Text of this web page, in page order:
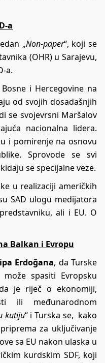
a
„Non-paper“, koji se
(OHR) u Sarajevu,
a.
i Hercegovine na
od svojih dosadašnjih
se svojevrsni Maršalov
nacionalna lidera.
i pomirenje na osnovu
Sprovode se svi
se specijalne veze.
u realizaciji američkih
SAD ulogu medijatora
ali i EU. O
Balkan i Evropu
Erdoğana, da Turske
spasiti Evropsku
je riječ o ekonomiji,
ili međunarodnom
kutiju“ i Turska se, kako
za uključivanje
sa EU nakon ulaska u
kurdskim SDF, koji